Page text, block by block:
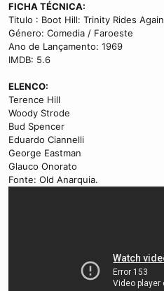
FICHA TÉCNICA:
Titulo : Boot Hill: Trinity Rides Again
Género: Comedia / Faroeste
Ano de Lançamento: 1969
IMDB: 5.6
ELENCO:
Terence Hill
Woody Strode
Bud Spencer
Eduardo Ciannelli
George Eastman
Glauco Onorato
Fonte: Old Anarquia.